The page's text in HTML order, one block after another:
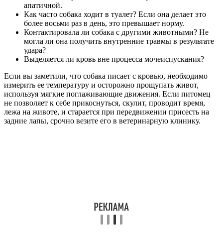
апатичной.
Как часто собака ходит в туалет? Если она делает это
более восьми раз в день, это превышает норму.
Контактировала ли собака с другими животными? Не
могла ли она получить внутренние травмы в результате
удара?
Выделяется ли кровь вне процесса мочеиспускания?
Если вы заметили, что собака писает с кровью, необходимо
измерить ее температуру и осторожно прощупать живот,
используя мягкие поглаживающие движения. Если питомец
не позволяет к себе прикоснуться, скулит, проводит время,
лежа на животе, и старается при передвижении присесть на
задние лапы, срочно везите его в ветеринарную клинику.